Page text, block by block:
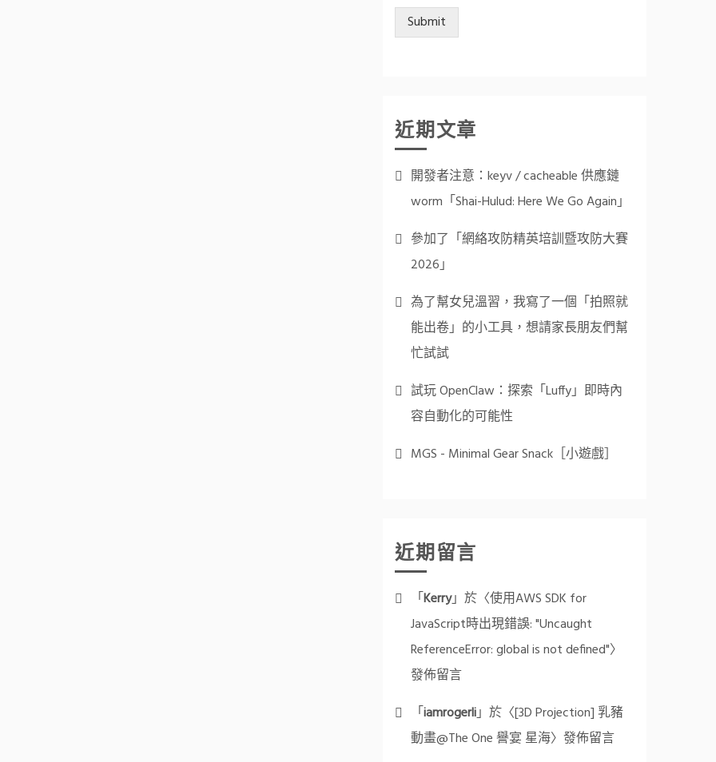
Submit
近期文章
開發者注意：keyv / cacheable 供應鏈
worm「Shai-Hulud: Here We Go Again」
參加了「網絡攻防精英培訓暨攻防大賽
2026」
為了幫女兒溫習，我寫了一個「拍照就
能出卷」的小工具，想請家長朋友們幫
忙試試
試玩 OpenClaw：探索「Luffy」即時內
容自動化的可能性
MGS - Minimal Gear Snack［小遊戲］
近期留言
「Kerry」於〈使用AWS SDK for
JavaScript時出現錯誤: "Uncaught
ReferenceError: global is not defined"〉
發佈留言
「iamrogerli」於〈[3D Projection] 乳豬
動畫@The One 譽宴 星海〉發佈留言